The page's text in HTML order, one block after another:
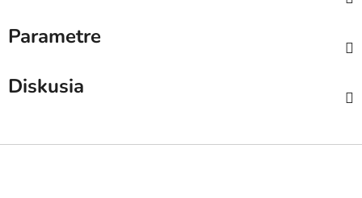
Parametre
Diskusia